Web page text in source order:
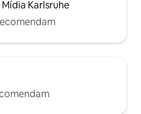
Karlsruhe